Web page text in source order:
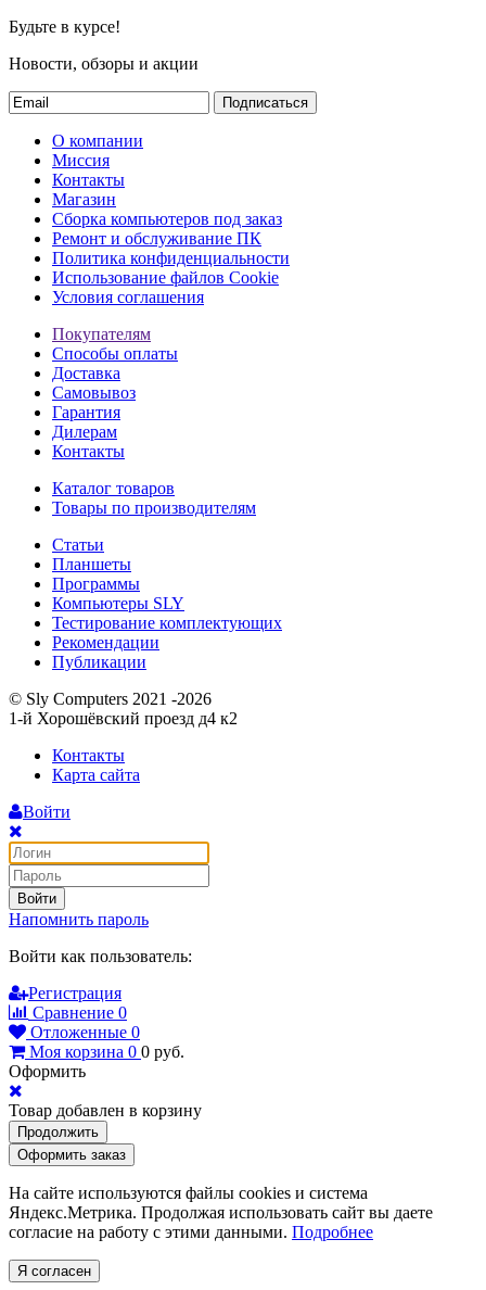
Будьте в курсе!
Новости, обзоры и акции
Подписаться
О компании
Миссия
Контакты
Магазин
Сборка компьютеров под заказ
Ремонт и обслуживание ПК
Политика конфиденциальности
Использование файлов Cookie
Условия соглашения
Покупателям
Способы оплаты
Доставка
Самовывоз
Гарантия
Дилерам
Контакты
Каталог товаров
Товары по производителям
Статьи
Планшеты
Программы
Компьютеры SLY
Тестирование комплектующих
Рекомендации
Публикации
© Sly Computers 2021 -2026
1-й Хорошёвский проезд д4 к2
Контакты
Карта сайта
Войти
Войти
Напомнить пароль
Войти как пользователь:
Регистрация
Сравнение 0
Отложенные 0
Моя корзина 0 0 руб.
Оформить
Товар добавлен в корзину
Продолжить
Оформить заказ
На сайте используются файлы cookies и система
Яндекс.Метрика. Продолжая использовать сайт вы даете
согласие на работу с этими данными. Подробнее
Я согласен